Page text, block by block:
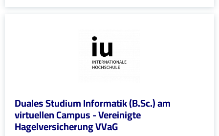
Duales Studium Informatik (B.Sc.) am
virtuellen Campus - Vereinigte
Hagelversicherung VVaG